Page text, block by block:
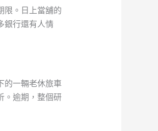
限。日上當舖的
銀行還有人情
的一輛老休旅車
。逾期，整個研